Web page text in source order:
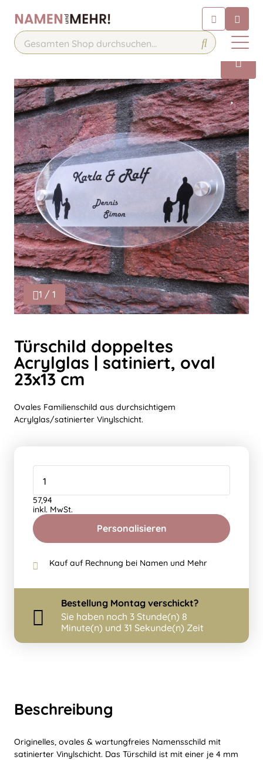
Chatten Sie 24/7 mit unserem
hilfreichen Chatbot
Kontakt
Beschreibung
Originelles, ovales & wartungfreies Namensschild mit
satinierter Vinylschicht. Das Türschild ist mit einer je 4 mm
1 / 1
Türschild doppeltes
Acrylglas | satiniert, oval
23x13 cm
Ovales Familienschild aus durchsichtigem
Acrylglas/satinierter Vinylschicht.
Personalisieren
57,94
inkl. MwSt.
Kauf auf Rechnung bei Namen und Mehr
Bestellung Montag verschickt?
Sie haben noch 3 Stunde(n) 8
Minute(n) und 30 Sekunde(n) Zeit